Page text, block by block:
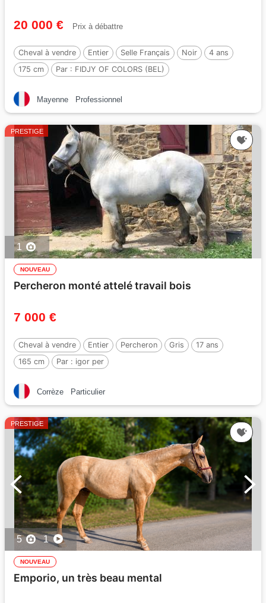
20 000 € Prix à débattre
Cheval à vendre Entier Selle Français Noir
4 ans
175 cm
Par : FIDJY OF COLORS (BEL)
Mayenne Professionnel
PRESTIGE
1
NOUVEAU
Percheron monté attelé travail bois
7 000 €
Cheval à vendre Entier Percheron Gris
17 ans
165 cm
Par : igor per
Corrèze Particulier
PRESTIGE
5 1
NOUVEAU
Emporio, un très beau mental